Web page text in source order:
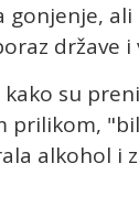
države i
su
prilikom,
alkohol i